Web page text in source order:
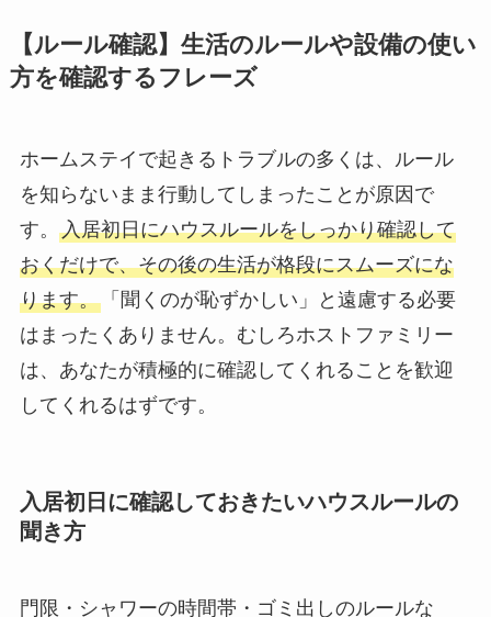
【ルール確認】生活のルールや設備の使い
方を確認するフレーズ
ホームステイで起きるトラブルの多くは、ルール
を知らないまま行動してしまったことが原因で
す。 入居初日にハウスルールをしっかり確認して
おくだけで、その後の生活が格段にスムーズにな
ります。「聞くのが恥ずかしい」と遠慮する必要
はまったくありません。むしろホストファミリー
は、あなたが積極的に確認してくれることを歓迎
してくれるはずです。
入居初日に確認しておきたいハウスルールの
聞き方
門限・シャワーの時間帯・ゴミ出しのルールな